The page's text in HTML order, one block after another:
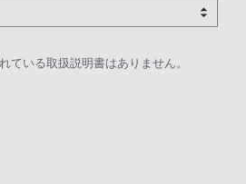
ている取扱説明書はありません。